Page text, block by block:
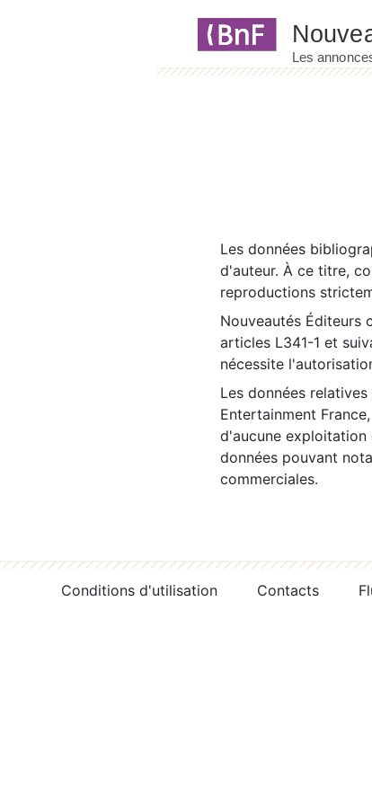
Les données
d'auteur. À ce titre,
reproductions
Nouveautés Éditeurs
articles L341-1 et
nécessite
Les données
Entertainment
d'aucune exploitation
données pouvant
commerciales.
Conditions d'utilisation Contacts